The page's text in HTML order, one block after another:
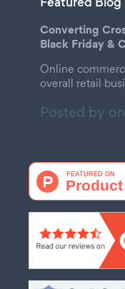
Converting
Black Friday &
Online
overall retail
Posted by on